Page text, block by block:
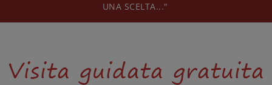
UNA SCELTA..."
Visita guidata gratuita